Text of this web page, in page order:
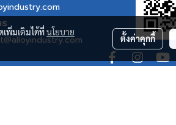
เพิ่มเติมได้ที่นโยบาย
ตั้งค่าคุกกี้